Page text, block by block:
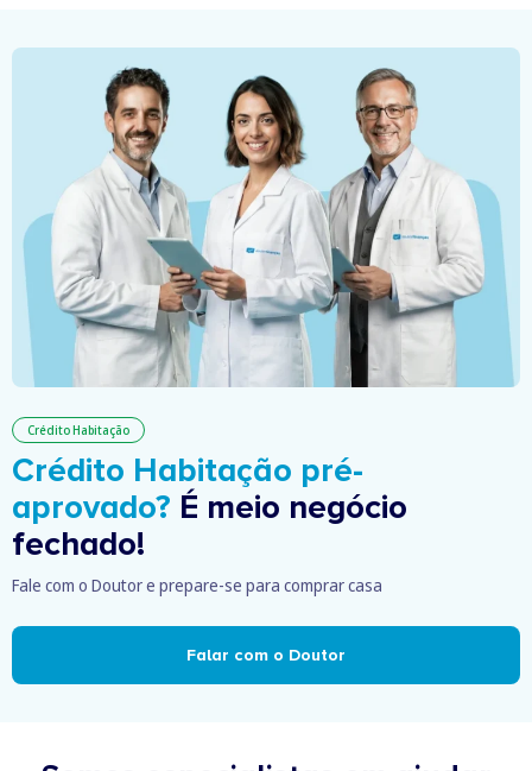
Crédito Habitação
Crédito Habitação pré-
aprovado? É meio negócio
fechado!
Fale com o Doutor e prepare-se para comprar casa
Falar com o Doutor